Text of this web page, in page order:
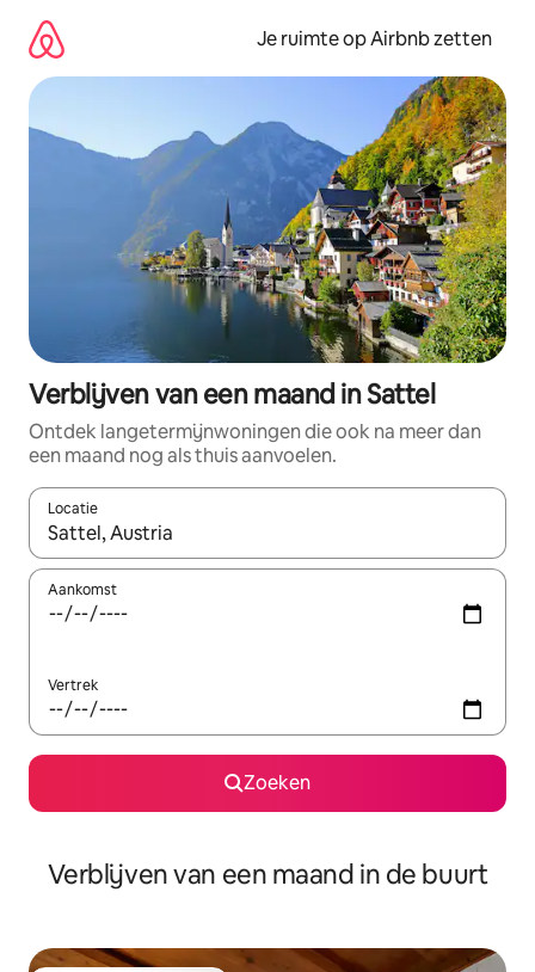
direct
naar
inhoud
Je ruimte op Airbnb zetten
Verblijven van een maand in Sattel
Ontdek langetermijnwoningen die ook na meer dan
een maand nog als thuis aanvoelen.
Locatie
Wanneer er suggesties beschikbaar zijn, maak je een keuze
Aankomst
Vertrek
Zoeken
Verblijven van een maand in de buurt